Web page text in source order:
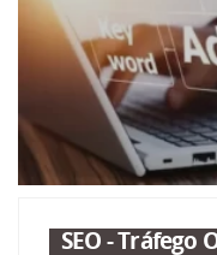
SEO - Tráfego